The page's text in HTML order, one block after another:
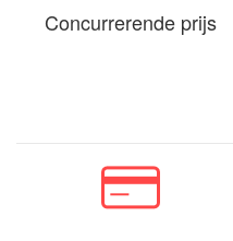
Concurrerende prijs